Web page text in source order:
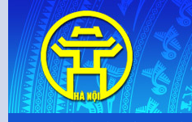
content